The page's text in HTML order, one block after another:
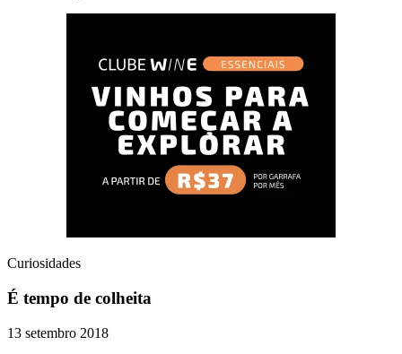
Curiosidades
É tempo de colheita
13 setembro 2018